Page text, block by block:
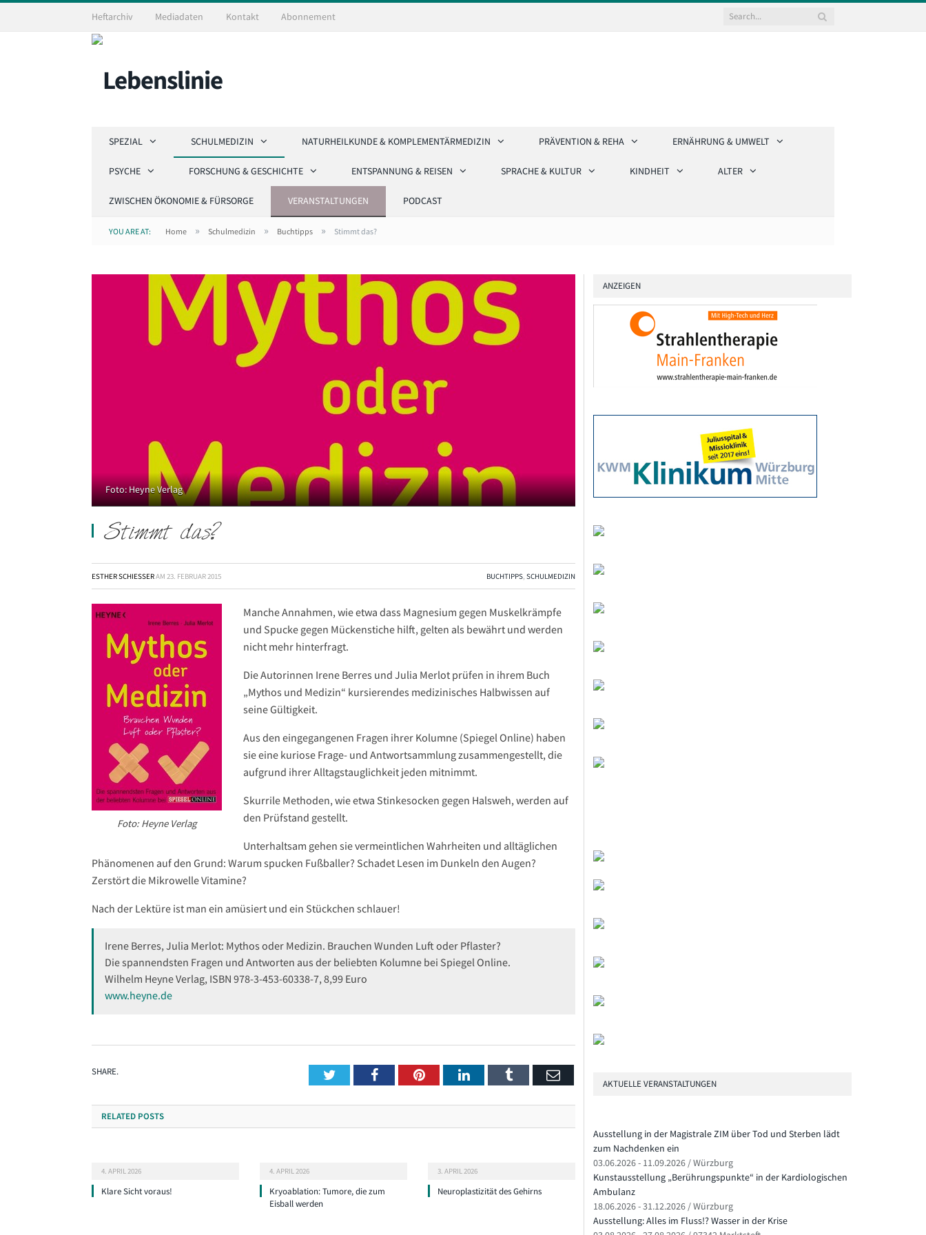
Heftarchiv Mediadaten Kontakt Abonnement
SPEZIAL SCHULMEDIZIN NATURHEILKUNDE & KOMPLEMENTÄRMEDIZIN PRÄVENTION & REHA ERNÄHRUNG & UMWELT
PSYCHE FORSCHUNG & GESCHICHTE ENTSPANNUNG & REISEN SPRACHE & KULTUR KINDHEIT ALTER
ZWISCHEN ÖKONOMIE & FÜRSORGE VERANSTALTUNGEN PODCAST
YOU ARE AT: Home » Schulmedizin » Buchtipps » Stimmt das?
Foto: Heyne Verlag
Stimmt das?
ESTHER SCHIESSER AM 23. FEBRUAR 2015 BUCHTIPPS, SCHULMEDIZIN
Foto: Heyne Verlag
Manche Annahmen, wie etwa dass Magnesium gegen Muskelkrämpfe
und Spucke gegen Mückenstiche hilft, gelten als bewährt und werden
nicht mehr hinterfragt.
Die Autorinnen Irene Berres und Julia Merlot prüfen in ihrem Buch
„Mythos und Medizin“ kursierendes medizinisches Halbwissen auf
seine Gültigkeit.
Aus den eingegangenen Fragen ihrer Kolumne (Spiegel Online) haben
sie eine kuriose Frage- und Antwortsammlung zusammengestellt, die
aufgrund ihrer Alltagstauglichkeit jeden mitnimmt.
Skurrile Methoden, wie etwa Stinkesocken gegen Halsweh, werden auf
den Prüfstand gestellt.
Unterhaltsam gehen sie vermeintlichen Wahrheiten und alltäglichen
Phänomenen auf den Grund: Warum spucken Fußballer? Schadet Lesen im Dunkeln den Augen?
Zerstört die Mikrowelle Vitamine?
Nach der Lektüre ist man ein amüsiert und ein Stückchen schlauer!
Irene Berres, Julia Merlot: Mythos oder Medizin. Brauchen Wunden Luft oder Pflaster?
Die spannendsten Fragen und Antworten aus der beliebten Kolumne bei Spiegel Online.
Wilhelm Heyne Verlag, ISBN 978-3-453-60338-7, 8,99 Euro
www.heyne.de
SHARE. TwitterFacebookPinterestLinkedInTumblr Email
RELATED POSTS
4. APRIL 2026
Klare Sicht voraus!
4. APRIL 2026
Kryoablation: Tumore, die zum
Eisball werden
3. APRIL 2026
Neuroplastizität des Gehirns
ANZEIGEN
AKTUELLE VERANSTALTUNGEN
Ausstellung in der Magistrale ZIM über Tod und Sterben lädt
zum Nachdenken ein
03.06.2026 - 11.09.2026 / Würzburg
Kunstausstellung „Berührungspunkte“ in der Kardiologischen
Ambulanz
18.06.2026 - 31.12.2026 / Würzburg
Ausstellung: Alles im Fluss!? Wasser in der Krise